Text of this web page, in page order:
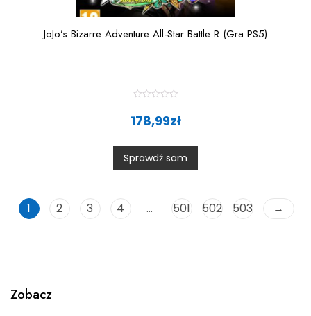
JoJo’s Bizarre Adventure All-Star Battle R (Gra PS5)
0
o
u
t
178,99zł
Sprawdź sam
1 2 3 4 … 501 502 503 →
Zobacz